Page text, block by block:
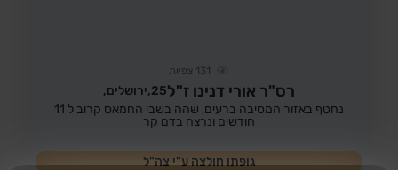
131 צפיות
רס"ר אורי דנינו ז"ל25, ירושלים,
נחטף באזור המסיבה ברעים, שהה בשבי החמאס קרוב ל 11
חודשים ונרצח בדם קר
גופתו חולצה ע"י צה"ל